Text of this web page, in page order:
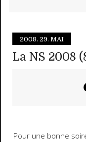
2008. 29. MAI
La NS 2008
Pour une bonne